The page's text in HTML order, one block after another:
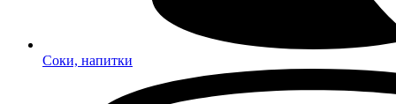
Соки, напитки